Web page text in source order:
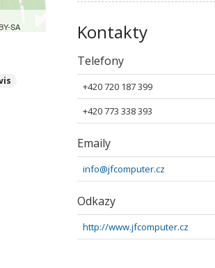
Kontakty
Telefony
+420 720 187 399
+420 773 338 393
Emaily
info@jfcomputer.cz
Odkazy
http://www.jfcomputer.cz
SA